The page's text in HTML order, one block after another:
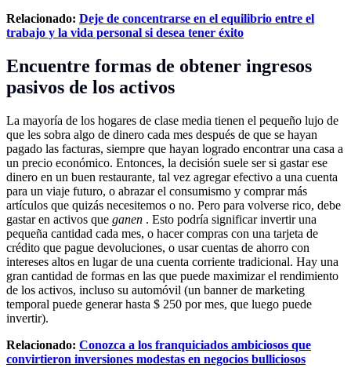
Relacionado: Deje de concentrarse en el equilibrio entre el
trabajo y la vida personal si desea tener éxito
Encuentre formas de obtener ingresos
pasivos de los activos
La mayoría de los hogares de clase media tienen el pequeño lujo de
que les sobra algo de dinero cada mes después de que se hayan
pagado las facturas, siempre que hayan logrado encontrar una casa a
un precio económico. Entonces, la decisión suele ser si gastar ese
dinero en un buen restaurante, tal vez agregar efectivo a una cuenta
para un viaje futuro, o abrazar el consumismo y comprar más
artículos que quizás necesitemos o no. Pero para volverse rico, debe
gastar en activos que ganen . Esto podría significar invertir una
pequeña cantidad cada mes, o hacer compras con una tarjeta de
crédito que pague devoluciones, o usar cuentas de ahorro con
intereses altos en lugar de una cuenta corriente tradicional. Hay una
gran cantidad de formas en las que puede maximizar el rendimiento
de los activos, incluso su automóvil (un banner de marketing
temporal puede generar hasta $ 250 por mes, que luego puede
invertir).
Relacionado: Conozca a los franquiciados ambiciosos que
convirtieron inversiones modestas en negocios bulliciosos